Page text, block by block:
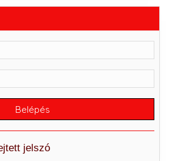
jelszó